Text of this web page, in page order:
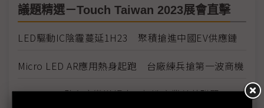
議題精選－Touch Taiwan 2023展會直擊
LED驅動IC陰霾蔓延1H23 聚積搶進中國EV供應鏈
Micro LED AR應用熱身起跑 台廠練兵搶第一波商機
Micro LED助台廠彎道超車 打造產業菁英聯盟